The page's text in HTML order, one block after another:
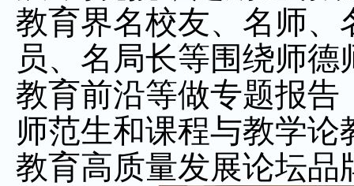
教育界名校友、名师
员、名局长等围绕师
教育前沿等做专题报告
师范生和课程与教学
教育高质量发展论坛品